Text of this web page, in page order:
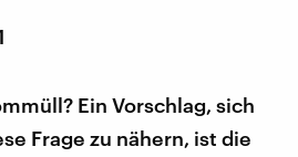
Ein Vorschlag, sich
Frage zu nähern, ist die